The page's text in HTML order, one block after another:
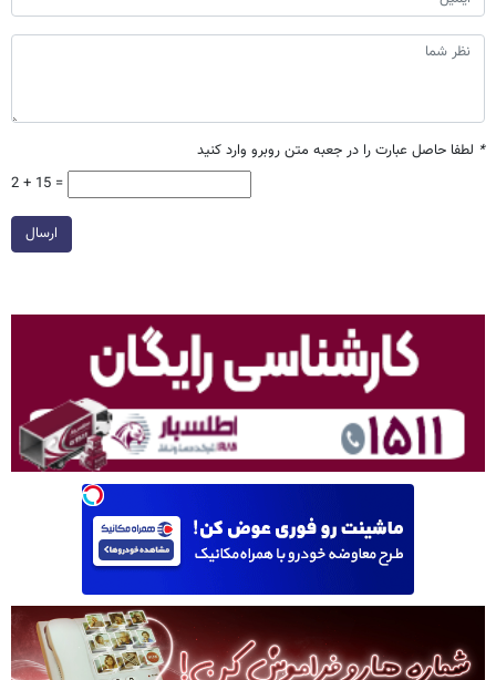
* لطفا حاصل عبارت را در جعبه متن روبرو وارد کنید
2 + 15 =
ارسال